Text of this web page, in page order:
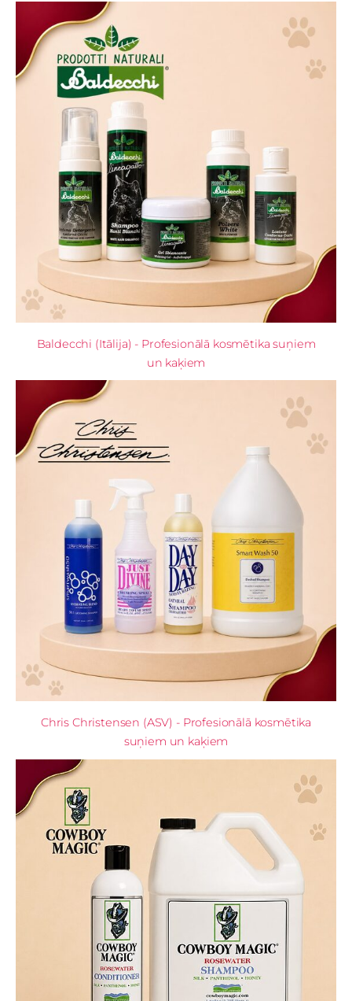
Baldecchi (Itālija) - Profesionālā kosmētika suņiem
un kaķiem
Chris Christensen (ASV) - Profesionālā kosmētika
suņiem un kaķiem